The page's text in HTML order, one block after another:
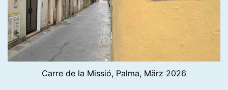
Carre de la Missió, Palma, März 2026